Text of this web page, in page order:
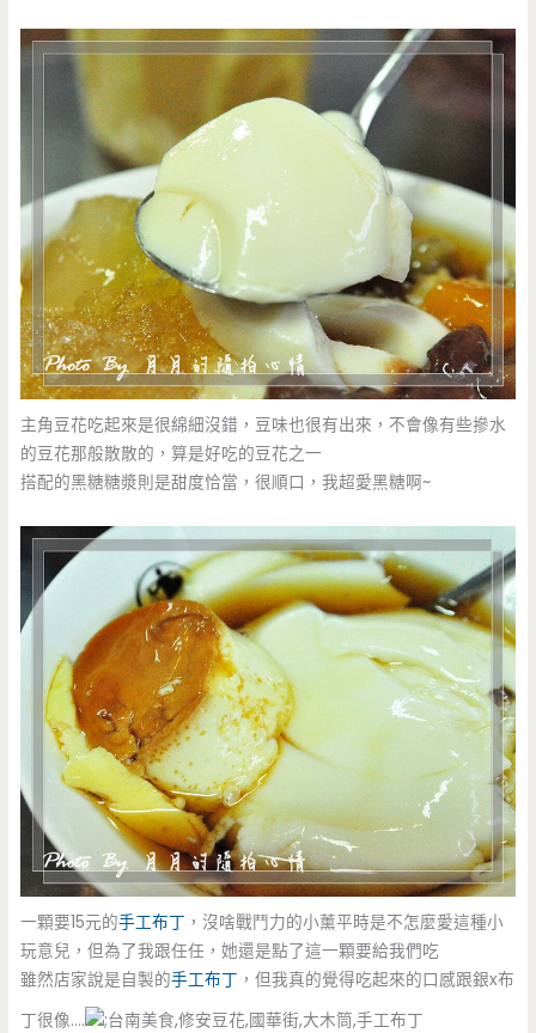
主角豆花吃起來是很綿細沒錯，豆味也很有出來，不會像有些摻水
的豆花那般散散的，算是好吃的豆花之一
搭配的黑糖糖漿則是甜度恰當，很順口，我超愛黑糖啊~
一顆要15元的手工布丁 ，沒啥戰鬥力的小薰平時是不怎麼愛這種小
玩意兒，但為了我跟任任，她還是點了這一顆要給我們吃
雖然店家說是自製的手工布丁 ，但我真的覺得吃起來的口感跟銀x布
丁很像….